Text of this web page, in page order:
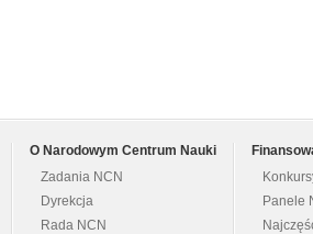
O Narodowym Centrum Nauki
Zadania NCN
Dyrekcja
Rada NCN
Panele